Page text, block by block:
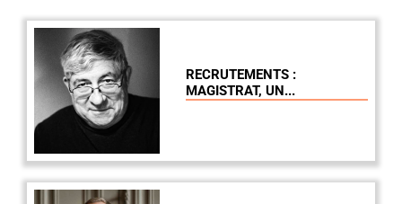
RECRUTEMENTS :
MAGISTRAT, UN...